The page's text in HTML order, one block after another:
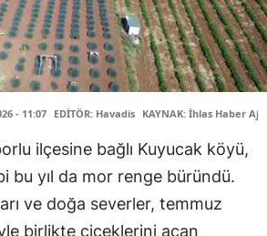
- 11:07 EDİTÖR: Havadis KAYNAK: İhlas Haber
ilçesine bağlı Kuyucak köyü,
bu yıl da mor renge büründü.
ve doğa severler, temmuz
birlikte çiçeklerini açan